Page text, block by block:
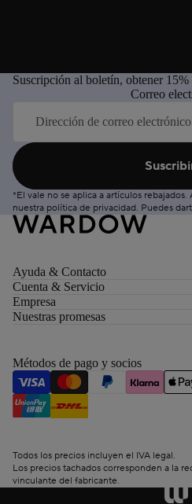
Suscripción al boletín, obtener 15%
Correo
*El vale no se aplica a artículos
nuestra política de privacidad. Puedes
Ayuda & Contacto
Cuenta & Servicio
Empresa
Nuestras promesas
Métodos de pago y socios
Todos los precios incluyen el IVA legal.
Los precios tachados corresponden a la
vinculante del fabricante.